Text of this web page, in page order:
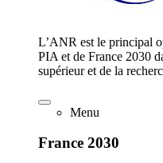
L’ANR est le principal
PIA et de France 2030
supérieur et de la
Menu
France 2030